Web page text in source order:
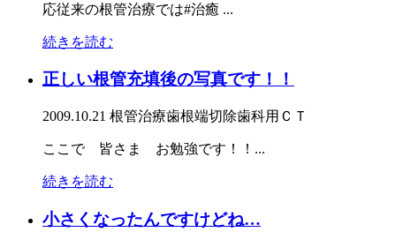
応従来の根管治療では#治癒 ...
続きを読む
正しい根管充填後の写真です！！
2009.10.21 根管治療歯根端切除歯科用ＣＴ
ここで 皆さま お勉強です！！...
続きを読む
小さくなったんですけどね…